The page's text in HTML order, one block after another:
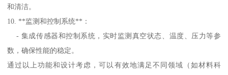
和清洁。
10. **监测和控制系统**：
- 集成传感器和控制系统，实时监测真空状态、温度、压力等参
数，确保性能的稳定。
通过以上功能和设计考虑，可以有效地满足不同领域（如材料科